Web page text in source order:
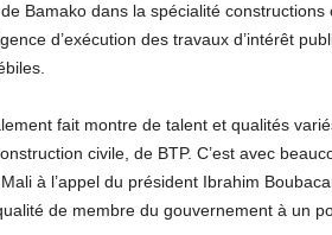
Bamako dans la spécialité constructions
d’exécution des travaux d’intérêt
fait montre de talent et qualités
civile, de BTP. C’est avec
à l’appel du président Ibrahim
de membre du gouvernement à un